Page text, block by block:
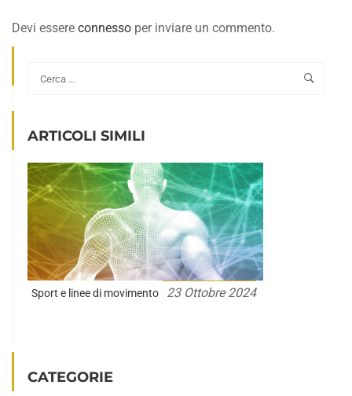
Devi essere connesso per inviare un commento.
ARTICOLI SIMILI
Sport e linee di movimento 23 Ottobre 2024
CATEGORIE